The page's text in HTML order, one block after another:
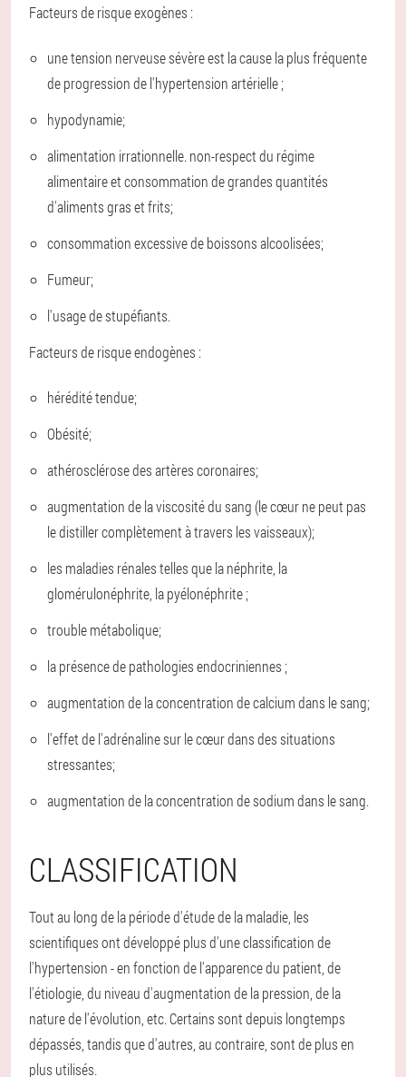
Facteurs de risque exogènes :
une tension nerveuse sévère est la cause la plus fréquente
de progression de l'hypertension artérielle ;
hypodynamie;
alimentation irrationnelle. non-respect du régime
alimentaire et consommation de grandes quantités
d'aliments gras et frits;
consommation excessive de boissons alcoolisées;
Fumeur;
l'usage de stupéfiants.
Facteurs de risque endogènes :
hérédité tendue;
Obésité;
athérosclérose des artères coronaires;
augmentation de la viscosité du sang (le cœur ne peut pas
le distiller complètement à travers les vaisseaux);
les maladies rénales telles que la néphrite, la
glomérulonéphrite, la pyélonéphrite ;
trouble métabolique;
la présence de pathologies endocriniennes ;
augmentation de la concentration de calcium dans le sang;
l'effet de l'adrénaline sur le cœur dans des situations
stressantes;
augmentation de la concentration de sodium dans le sang.
CLASSIFICATION
Tout au long de la période d'étude de la maladie, les
scientifiques ont développé plus d'une classification de
l'hypertension - en fonction de l'apparence du patient, de
l'étiologie, du niveau d'augmentation de la pression, de la
nature de l'évolution, etc. Certains sont depuis longtemps
dépassés, tandis que d'autres, au contraire, sont de plus en
plus utilisés.